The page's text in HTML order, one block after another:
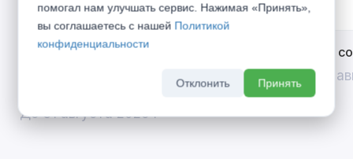
Открой двери выгоде. Дополнительная
скидка 10% на межкомнатные двери при
До 31 августа 2026 г
Divilux
До 31
помогал нам улучшать сервис. Нажимая «Принять»,
вы соглашаетесь с нашей Политикой
конфиденциальности
Отклонить Принять